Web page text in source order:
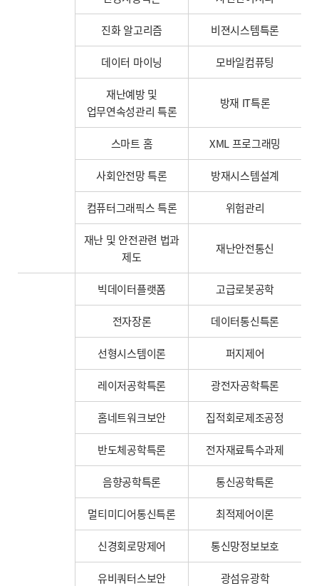
진화 알고리즘 비젼시스템특론
데이터 마이닝 모바일컴퓨팅
재난예방 및
업무연속성관리 특론
방재 IT특론
스마트 홈 XML 프로그래밍
사회안전망 특론 방재시스템설계
컴퓨터그래픽스 특론 위험관리
재난 및 안전관련 법과
제도
재난안전통신
빅데이터플랫폼 고급로봇공학
전자장론 데이터통신특론
선형시스템이론 퍼지제어
레이저공학특론 광전자공학특론
홈네트워크보안 집적회로제조공정
반도체공학특론 전자재료특수과제
음향공학특론 통신공학특론
멀티미디어통신특론 최적제어이론
신경회로망제어 통신망정보보호
유비쿼터스보안 광섬유광학